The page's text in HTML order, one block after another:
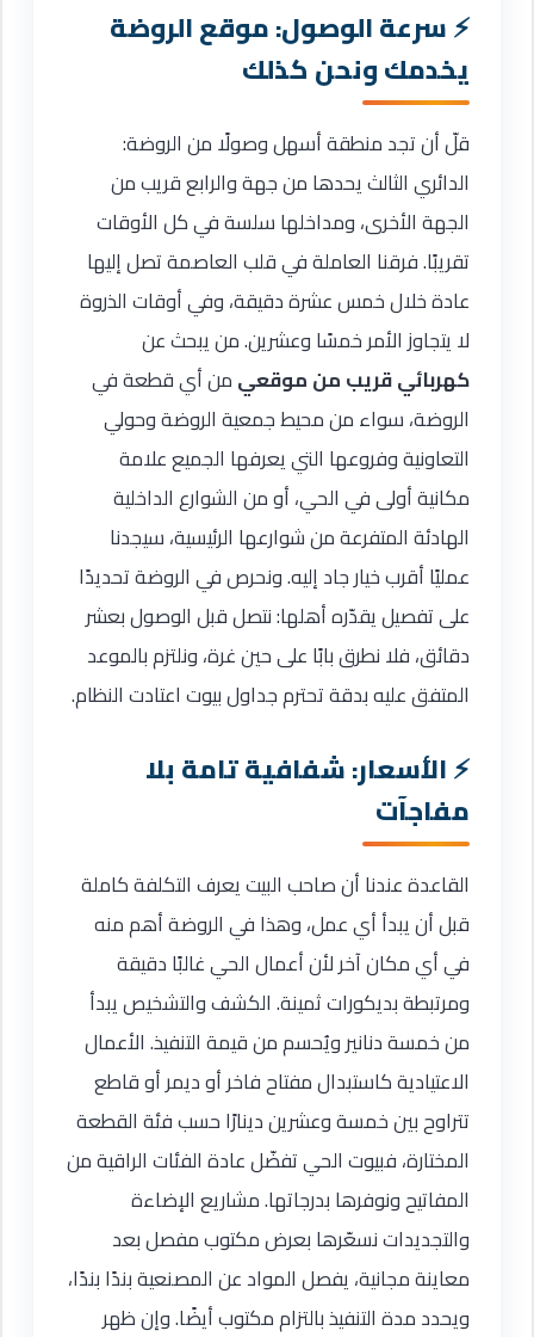
سرعة الوصول: موقع الروضة
يخدمك ونحن كذلك
قلّ أن تجد منطقة أسهل وصولًا من الروضة:
الدائري الثالث يحدها من جهة والرابع قريب من
الجهة الأخرى، ومداخلها سلسة في كل الأوقات
تقريبًا. فرقنا العاملة في قلب العاصمة تصل إليها
عادة خلال خمس عشرة دقيقة، وفي أوقات الذروة
لا يتجاوز الأمر خمسًا وعشرين. من يبحث عن
كهربائي قريب من موقعي من أي قطعة في
الروضة، سواء من محيط جمعية الروضة وحولي
التعاونية وفروعها التي يعرفها الجميع علامة
مكانية أولى في الحي، أو من الشوارع الداخلية
الهادئة المتفرعة من شوارعها الرئيسية، سيجدنا
عمليًا أقرب خيار جاد إليه. ونحرص في الروضة تحديدًا
على تفصيل يقدّره أهلها: نتصل قبل الوصول بعشر
دقائق، فلا نطرق بابًا على حين غرة، ونلتزم بالموعد
المتفق عليه بدقة تحترم جداول بيوت اعتادت النظام.
الأسعار: شفافية تامة بلا
مفاجآت
القاعدة عندنا أن صاحب البيت يعرف التكلفة كاملة
قبل أن يبدأ أي عمل، وهذا في الروضة أهم منه
في أي مكان آخر لأن أعمال الحي غالبًا دقيقة
ومرتبطة بديكورات ثمينة. الكشف والتشخيص يبدأ
من خمسة دنانير ويُحسم من قيمة التنفيذ. الأعمال
الاعتيادية كاستبدال مفتاح فاخر أو ديمر أو قاطع
تتراوح بين خمسة وعشرين دينارًا حسب فئة القطعة
المختارة، فبيوت الحي تفضّل عادة الفئات الراقية من
المفاتيح ونوفرها بدرجاتها. مشاريع الإضاءة
والتجديدات نسعّرها بعرض مكتوب مفصل بعد
معاينة مجانية، يفصل المواد عن المصنعية بندًا بندًا،
ويحدد مدة التنفيذ بالتزام مكتوب أيضًا. وإن ظهر